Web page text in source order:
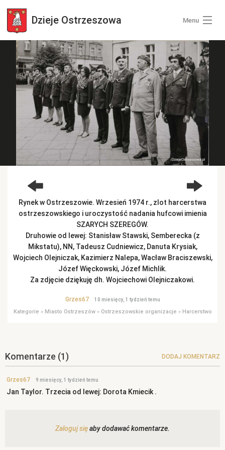
Dzieje Ostrzeszowa Menu
Wszystkie zdjęcia
Kategorie zdjęć
Zaloguj się
+ Dodaj zdjęcia
Rynek w Ostrzeszowie. Wrzesień 1974 r., zlot harcerstwa
ostrzeszowskiego i uroczystość nadania hufcowi imienia
SZARYCH SZEREGÓW.
Druhowie od lewej: Stanisław Stawski, Semberecka (z
Mikstatu), NN, Tadeusz Cudniewicz, Danuta Krysiak,
Wojciech Olejniczak, Kazimierz Nalepa, Wacław Braciszewski,
Józef Więckowski, Józef Michlik.
Za zdjęcie dziękuję dh. Wojciechowi Olejniczakowi.
Grzes67 10 miesięcy, 1 tydzień temu
Kategorie » Miasto Ostrzeszów» Ostrzeszowskie organizacje » Harcerstwo
Komentarze (1) DODAJ KOMENTARZ
Grzes67 9 miesięcy, 1 tydzień temu
Jan Taylor. Trzecia od lewej: Dorota Kmiecik .
Zaloguj sięaby dodawać komentarze.